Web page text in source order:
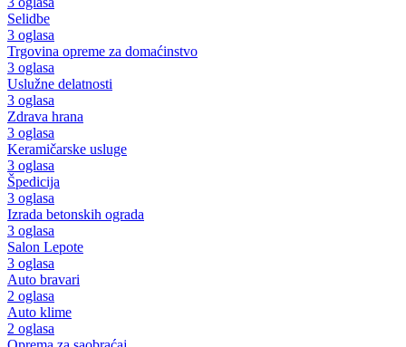
Selidbe
3 oglasa
Trgovina opreme za domaćinstvo
3 oglasa
Uslužne delatnosti
3 oglasa
Zdrava hrana
3 oglasa
Keramičarske usluge
3 oglasa
Špedicija
3 oglasa
Izrada betonskih ograda
3 oglasa
Salon Lepote
3 oglasa
Auto bravari
2 oglasa
Auto klime
2 oglasa